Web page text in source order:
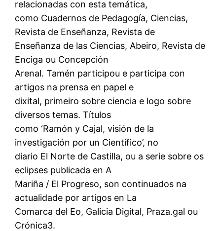
relacionadas con esta temática,
como Cuadernos de Pedagogía, Ciencias,
Revista de Enseñanza, Revista de
Enseñanza de las Ciencias, Abeiro, Revista de
Enciga ou Concepción
Arenal. Tamén participou e participa con
artigos na prensa en papel e
dixital, primeiro sobre ciencia e logo sobre
diversos temas. Títulos
como ‘Ramón y Cajal, visión de la
investigación por un Científico’, no
diario El Norte de Castilla, ou a serie sobre os
eclipses publicada en A
Mariña / El Progreso, son continuados na
actualidade por artigos en La
Comarca del Eo, Galicia Digital, Praza.gal ou
Crónica3.